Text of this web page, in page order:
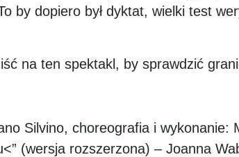
by dopiero był dyktat, wielki test
na ten spektakl, by sprawdzić
Silvino, choreografia i
(wersja rozszerzona) – Joanna